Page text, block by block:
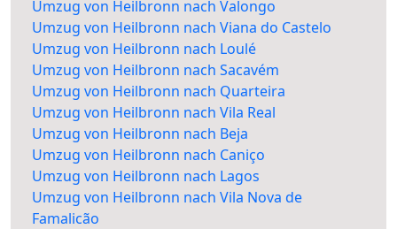
Umzug von Heilbronn nach Valongo
Umzug von Heilbronn nach Viana do Castelo
Umzug von Heilbronn nach Loulé
Umzug von Heilbronn nach Sacavém
Umzug von Heilbronn nach Quarteira
Umzug von Heilbronn nach Vila Real
Umzug von Heilbronn nach Beja
Umzug von Heilbronn nach Caniço
Umzug von Heilbronn nach Lagos
Umzug von Heilbronn nach Vila Nova de
Famalicão